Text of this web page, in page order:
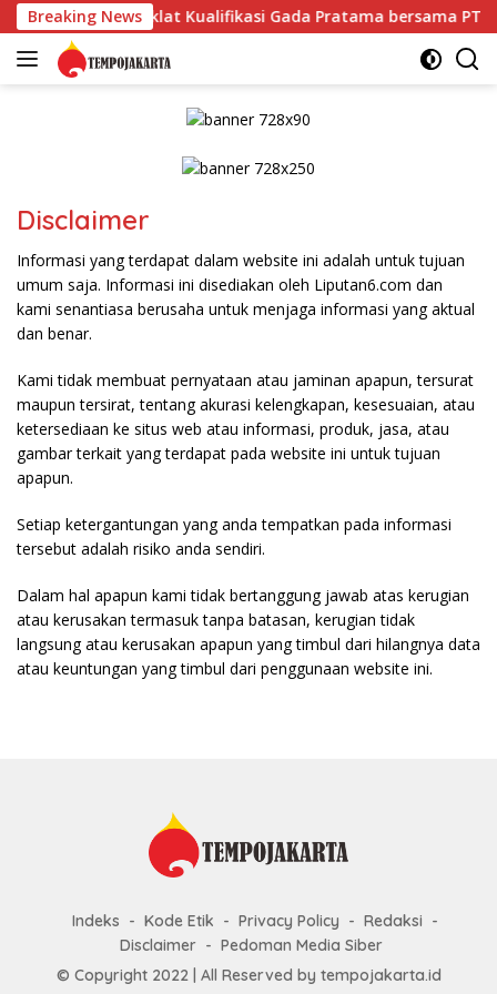
Langsung
ke
konten
Breaking News
VIII Gelar Diklat Kualifikasi Gada Pratama bersama
Disclaimer
Informasi yang terdapat dalam website ini adalah untuk tujuan
umum saja. Informasi ini disediakan oleh Liputan6.com dan
kami senantiasa berusaha untuk menjaga informasi yang aktual
dan benar.
Kami tidak membuat pernyataan atau jaminan apapun, tersurat
maupun tersirat, tentang akurasi kelengkapan, kesesuaian, atau
ketersediaan ke situs web atau informasi, produk, jasa, atau
gambar terkait yang terdapat pada website ini untuk tujuan
apapun.
Setiap ketergantungan yang anda tempatkan pada informasi
tersebut adalah risiko anda sendiri.
Dalam hal apapun kami tidak bertanggung jawab atas kerugian
atau kerusakan termasuk tanpa batasan, kerugian tidak
langsung atau kerusakan apapun yang timbul dari hilangnya data
atau keuntungan yang timbul dari penggunaan website ini.
Indeks Kode Etik Privacy Policy
Redaksi
Disclaimer
Pedoman Media Siber
© Copyright 2022 | All Reserved by tempojakarta.id